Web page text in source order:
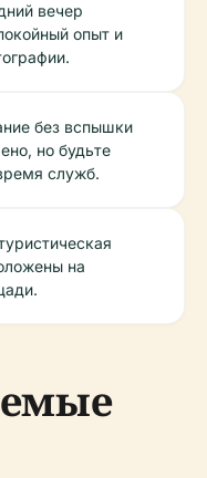
вечер
опыт и
без вспышки
но будьте
служб.
на